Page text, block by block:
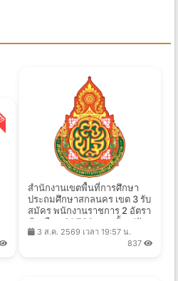
สำนักงานเขตพื้นที่การศึกษา
ประถมศึกษาสกลนคร เขต 3 รับ
สมัคร พนักงานราชการ 2 อัตรา
เงินเดือน 21,780 บาท ตั้งแต่วัน
ที่ 10-14 ส.ค. 2569
3 ส.ค. 2569 เวลา 19:57 น.
837